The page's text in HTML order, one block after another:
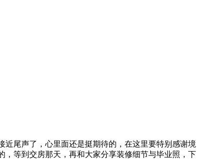
尾声了，心里面还是挺期待的，在这里要特别感谢境
等到交房那天，再和大家分享装修细节与毕业照，下